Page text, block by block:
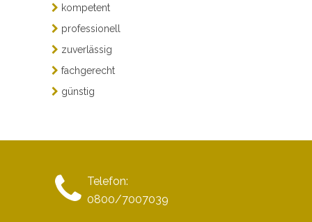
kompetent
professionell
zuverlässig
fachgerecht
günstig
Telefon:
0800/7007039